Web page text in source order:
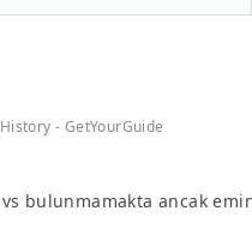
- GetYourGuide
bulunmamakta ancak